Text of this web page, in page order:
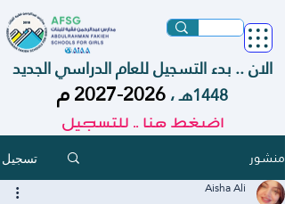
الان .. بدء التسجيل للعام الدراسي الجديد
1448هـ ،
2026-2027 م
اضغط هنا .. للتسجيل
منشور تسجيل
Aisha Ali